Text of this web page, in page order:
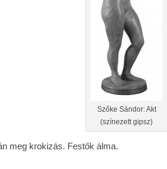
Szőke Sándor: Akt
(színezett gipsz)
meg krokizás. Festők álma.